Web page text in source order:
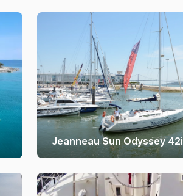
Jeanneau Sun Odyssey 42i